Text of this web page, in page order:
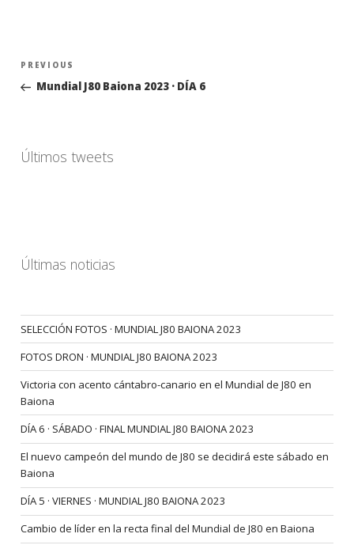
Navegación
entradas
Previous
Post
PREVIOUS
Mundial J80 Baiona 2023 · DÍA 6
Últimos tweets
Últimas noticias
SELECCIÓN FOTOS · MUNDIAL J80 BAIONA 2023
FOTOS DRON · MUNDIAL J80 BAIONA 2023
Victoria con acento cántabro-canario en el Mundial de J80 en
Baiona
DÍA 6 · SÁBADO · FINAL MUNDIAL J80 BAIONA 2023
El nuevo campeón del mundo de J80 se decidirá este sábado en
Baiona
DÍA 5 · VIERNES · MUNDIAL J80 BAIONA 2023
Cambio de líder en la recta final del Mundial de J80 en Baiona